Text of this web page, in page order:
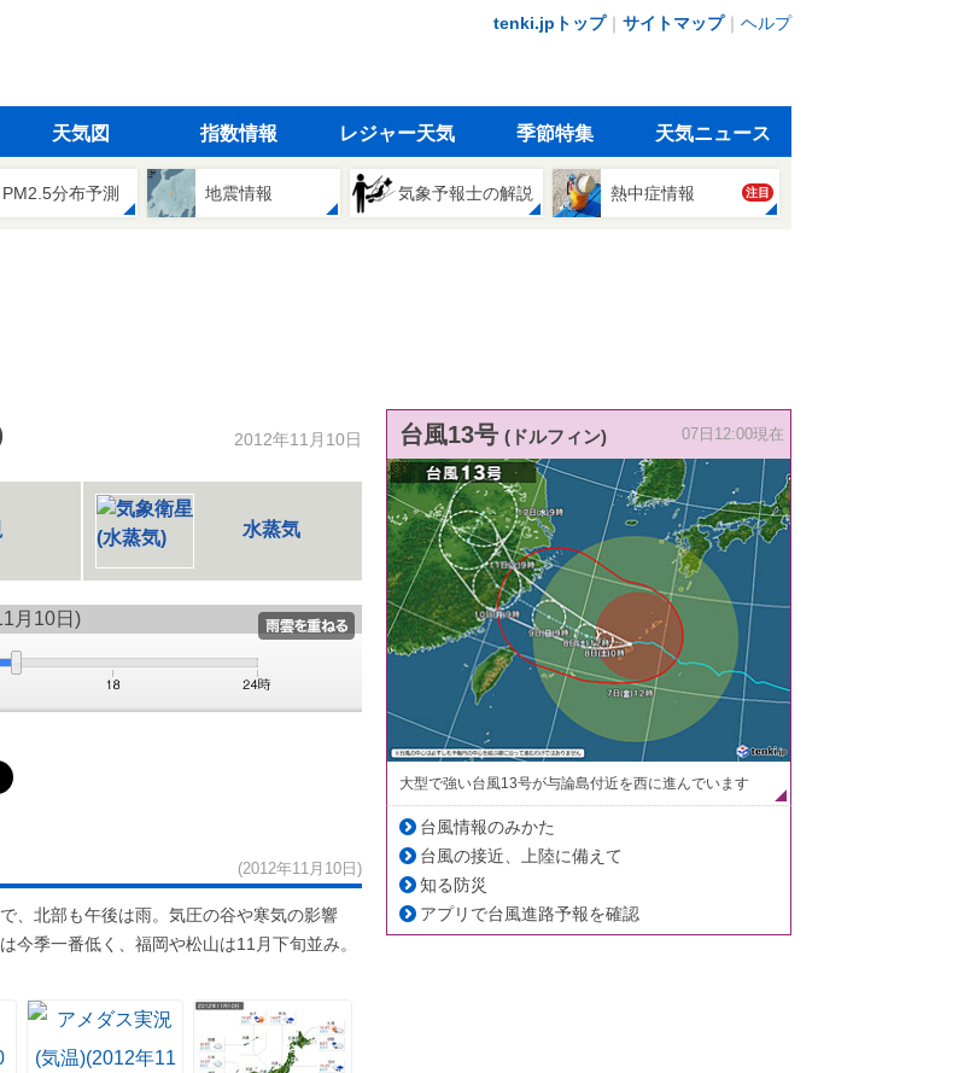
tenki.jpトップ｜ サイトマップ｜ ヘルプ
天気図 指数情報 レジャー天気 季節特集 天気ニュース
PM2.5分布予測 地震情報 気象予報士の解説 熱中症情報 注目
2012年11月10日
水蒸気
(2012年11月10日)
、北部も午後は雨。気圧の谷や寒気の影響
今季一番低く、福岡や松山は11月下旬並み。
台風13号 (ドルフィン) 07日12:00現在
大型で強い台風13号が与論島付近を西に進んでいます
台風情報のみかた
台風の接近、上陸に備えて
知る防災
アプリで台風進路予報を確認